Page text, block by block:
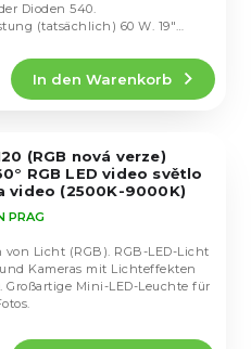
In den Warenkorb
Dioden 540.
(tatsächlich) 60 W. 19"
(RGB nová verze)
RGB LED video světlo
video (2500K-9000K)
PRAG
von Licht (RGB). RGB-LED-Licht
Kameras mit Lichteffekten
Großartige Mini-LED-Leuchte für